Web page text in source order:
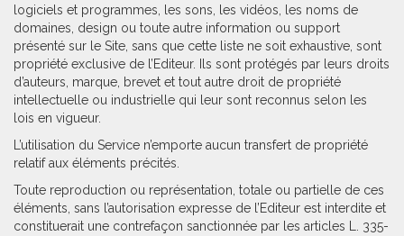
logiciels et programmes, les sons, les vidéos, les noms de
domaines, design ou toute autre information ou support
présenté sur le Site, sans que cette liste ne soit exhaustive, sont
propriété exclusive de l’Editeur. Ils sont protégés par leurs droits
d’auteurs, marque, brevet et tout autre droit de propriété
intellectuelle ou industrielle qui leur sont reconnus selon les
lois en vigueur.
L’utilisation du Service n’emporte aucun transfert de propriété
relatif aux éléments précités.
Toute reproduction ou représentation, totale ou partielle de ces
éléments, sans l’autorisation expresse de l’Editeur est interdite et
constituerait une contrefaçon sanctionnée par les articles L. 335-